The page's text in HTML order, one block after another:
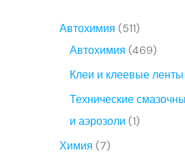
Автохимия 5115
1
1
о
Автохимия 4694
6
Клеи и клеевые ленты
Технические
и аэрозоли 11
Химия 77